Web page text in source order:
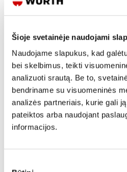
Šioje svetainėje naudojami
Naudojame slapukus, kad
bei skelbimus, teikti
analizuoti srautą. Be to,
bendriname su visuomeninės
analizės partneriais, kurie gali
pateiktos arba naudojant
informacijos.
Kainos matomos tik registruotiems
Rašyti
Reikia daugiau informacijos?
Rodyti artimiausią parduotuvę
Skambinti:+370 694 91387